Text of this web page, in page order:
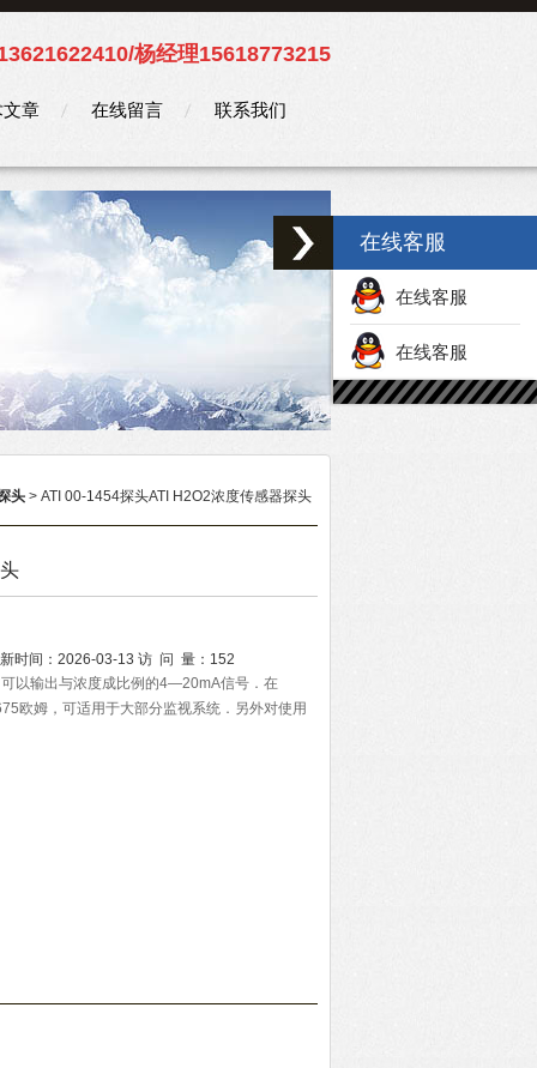
杨经理15618773215
章 在线留言 联系我们
头 > ATI 00-1454探头ATI H2O2浓度传感器探头
时间： 2026-03-13 访 问 量： 152
以输出与浓度成比例的4—20mA信号．在
欧姆，可适用于大部分监视系统．另外对使用
在线客服
在线客服
在线客服